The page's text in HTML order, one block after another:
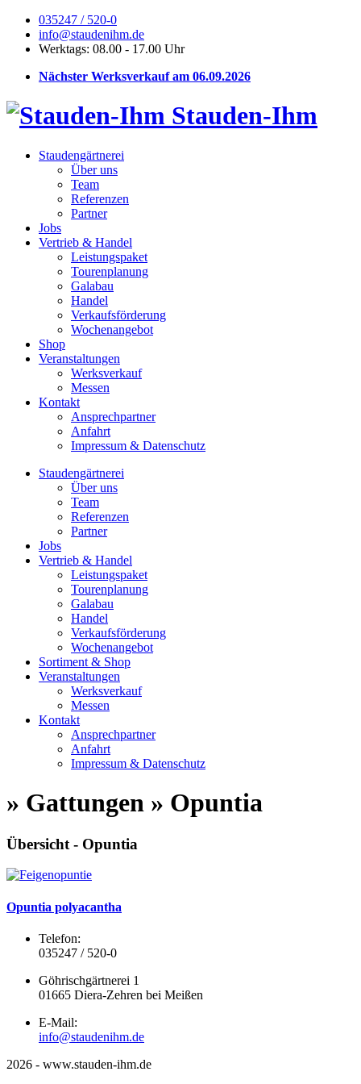
035247 / 520-0
info@staudenihm.de
Werktags: 08.00 - 17.00 Uhr
Nächster Werksverkauf am 06.09.2026
Stauden-Ihm
Staudengärtnerei
Über uns
Team
Referenzen
Partner
Jobs
Vertrieb & Handel
Leistungspaket
Tourenplanung
Galabau
Handel
Verkaufsförderung
Wochenangebot
Shop
Veranstaltungen
Werksverkauf
Messen
Kontakt
Ansprechpartner
Anfahrt
Impressum & Datenschutz
Staudengärtnerei
Über uns
Team
Referenzen
Partner
Jobs
Vertrieb & Handel
Leistungspaket
Tourenplanung
Galabau
Handel
Verkaufsförderung
Wochenangebot
Sortiment & Shop
Veranstaltungen
Werksverkauf
Messen
Kontakt
Ansprechpartner
Anfahrt
Impressum & Datenschutz
» Gattungen » Opuntia
Übersicht - Opuntia
Opuntia polyacantha
Telefon:
035247 / 520-0
Göhrischgärtnerei 1
01665 Diera-Zehren bei Meißen
E-Mail:
info@staudenihm.de
2026 - www.stauden-ihm.de